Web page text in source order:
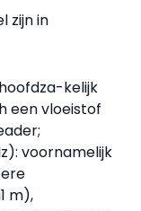
zijn in
kelijk
een vloeistof
voornamelijk
m),